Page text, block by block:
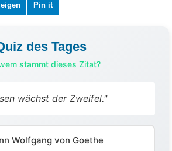
Pin it
des Tages
stammt dieses Zitat?
wächst der Zweifel."
Wolfgang von Goethe